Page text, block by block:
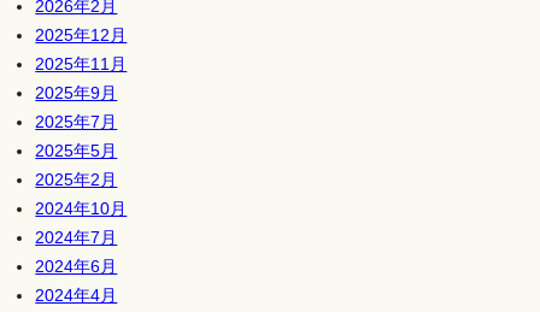
2026年2月
2025年12月
2025年11月
2025年9月
2025年7月
2025年5月
2025年2月
2024年10月
2024年7月
2024年6月
2024年4月